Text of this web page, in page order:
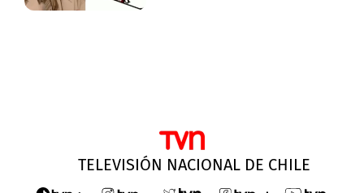
TELEVISIÓN NACIONAL DE CHILE